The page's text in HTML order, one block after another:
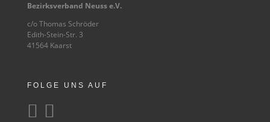
Bezirksverband Neuss e.V.
c/o Thomas Schröder
Edith-Stein-Str. 3
41564 Kaarst
FOLGE UNS AUF
 